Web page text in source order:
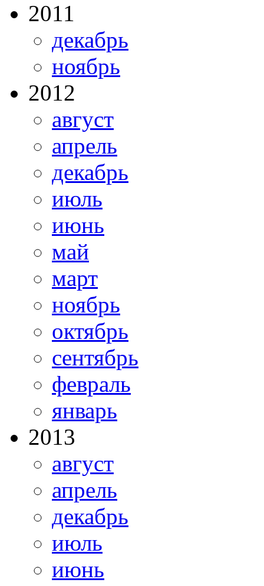
2011
декабрь
ноябрь
2012
август
апрель
декабрь
июль
июнь
май
март
ноябрь
октябрь
сентябрь
февраль
январь
2013
август
апрель
декабрь
июль
июнь